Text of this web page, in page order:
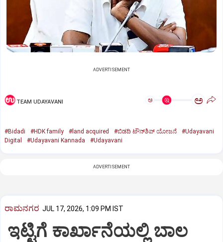
ADVERTISEMENT
TEAM UDAYAVANI ಅ ಅ
#Bidadi #HDK family #land acquired #ಬಿಡದಿ ಟೌನ್‌ಶಿಪ್‌ ಯೋಜನೆ
#Udayavani
Digital
#Udayavani Kannada #Udayavani
ADVERTISEMENT
ರಾಮನಗರ JUL 17, 2026, 1:09 PM IST
ಇಟ್ಟಿಗೆ ಕಾರ್ಖಾನೆಯಲ್ಲಿ ಬಾಲ